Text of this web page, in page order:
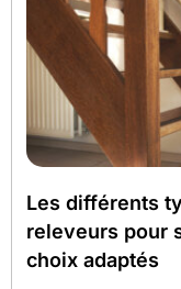
Les différents
releveurs pour
choix adaptés